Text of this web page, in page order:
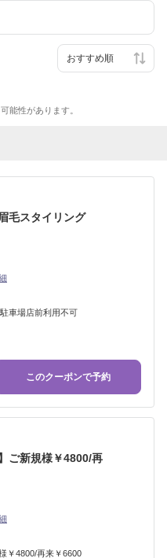
能性があります。
毛スタイリング
車場店前利用不可
このクーポンで予約
ご新規様￥4800/再
￥4800/再来￥6600